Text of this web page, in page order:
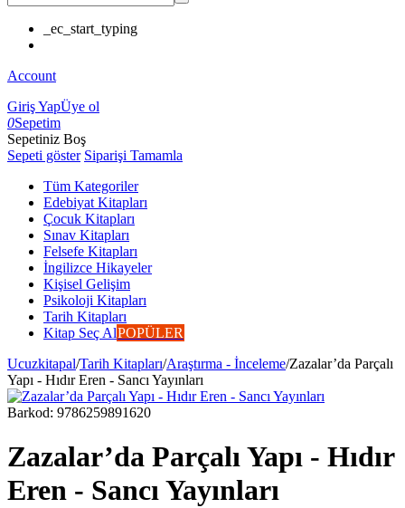
_ec_start_typing
Account
Giriş YapÜye ol
0Sepetim
Sepetiniz Boş
Sepeti göster Siparişi Tamamla
Tüm Kategoriler
Edebiyat Kitapları
Çocuk Kitapları
Sınav Kitapları
Felsefe Kitapları
İngilizce Hikayeler
Kişisel Gelişim
Psikoloji Kitapları
Tarih Kitapları
Kitap Seç AlPOPÜLER
Ucuzkitapal/Tarih Kitapları/Araştırma - İnceleme/Zazalar’da Parçalı
Yapı - Hıdır Eren - Sancı Yayınları
Barkod: 9786259891620
Zazalar’da Parçalı Yapı - Hıdır
Eren - Sancı Yayınları